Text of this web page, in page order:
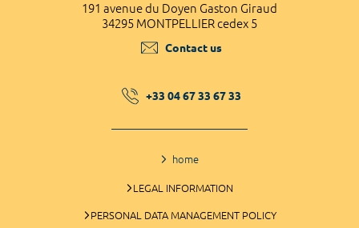
191 avenue du Doyen Gaston Giraud
34295 MONTPELLIER cedex 5
Contact us
+33 04 67 33 67 33
home
LEGAL INFORMATION
PERSONAL DATA MANAGEMENT POLICY